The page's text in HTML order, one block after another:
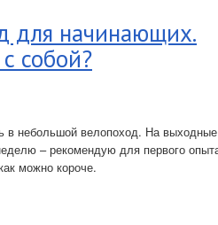
для начинающих.
собой?
в небольшой велопоход. На выходные
– рекомендую для первого
можно короче.